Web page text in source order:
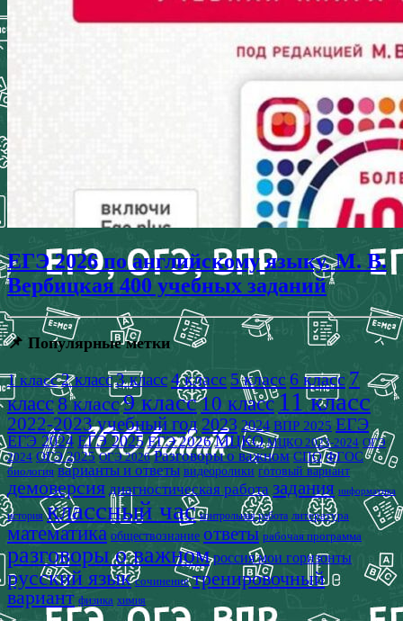
ЕГЭ 2026 по английскому языку. М. В.
Вербицкая 400 учебных заданий
📌 Популярные метки
1 класс 2 класс3 класс4 класс 5 класс 6 класс 7
класс8 класс9 класс10 класс11 класс
2022-2023 учебный год 2023 2024 ВПР 2025 ЕГЭ
ЕГЭ 2024 ЕГЭ 2025 ЕГЭ 2026 МЦКО МЦКО 2023-2024 ОГЭ
2024 ОГЭ 2025 ОГЭ 2026 Разговоры о важном СПО ФГОС
биология варианты и ответы видеоролики готовый вариант
демоверсия диагностическая работа задания информатика
история классный час контрольная работа литература
математика обществознание ответы рабочая программа
разговоры о важном россия мои горизонты
русский язык сочинение тренировочный
вариант физика химия